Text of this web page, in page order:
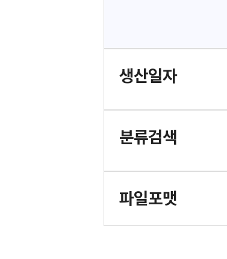
생산일자
분류검색
파일포맷